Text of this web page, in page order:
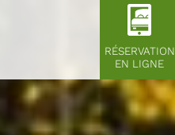
RÉSERVATION
EN LIGNE